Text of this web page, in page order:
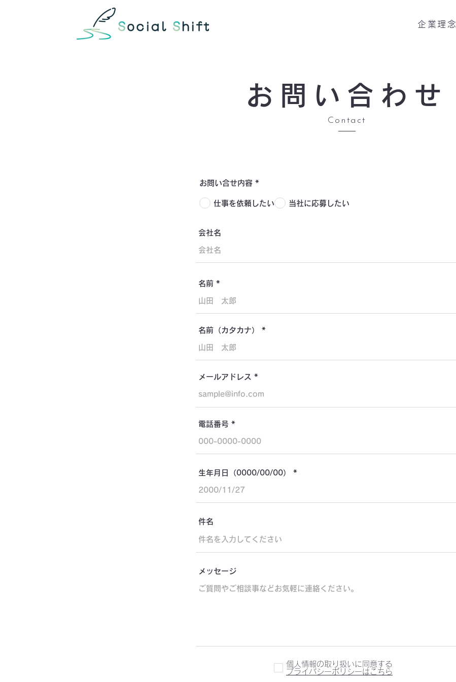
企業理念
お問い合せ内容 *
仕事を依頼したい 当社に応募したい
会社名
名前
名前（カタカナ）
メールアドレス
電話番号
生年月日（0000/00/00）
件名
メッセージ
個人情報の取り扱いに同意する
プライバシーポリシーはこちら
お問い合わせ
Contact